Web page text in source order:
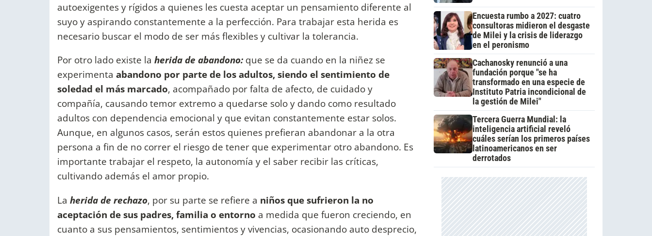
autoexigentes y rígidos a quienes les cuesta aceptar un pensamiento diferente al
suyo y aspirando constantemente a la perfección. Para trabajar esta herida es
necesario buscar el modo de ser más flexibles y cultivar la tolerancia.
Por otro lado existe la herida de abandono:que se da cuando en la niñez se
experimenta abandono por parte de los adultos, siendo el sentimiento de
soledad el más marcado, acompañado por falta de afecto, de cuidado y
compañía, causando temor extremo a quedarse solo y dando como resultado
adultos con dependencia emocional y que evitan constantemente estar solos.
Aunque, en algunos casos, serán estos quienes prefieran abandonar a la otra
persona a fin de no correr el riesgo de tener que experimentar otro abandono. Es
importante trabajar el respeto, la autonomía y el saber recibir las críticas,
cultivando además el amor propio.
La herida de rechazo, por su parte se refiere a niños que sufrieron la no
aceptación de sus padres, familia o entorno a medida que fueron creciendo, en
cuanto a sus pensamientos, sentimientos y vivencias, ocasionando auto desprecio,
Encuesta rumbo a 2027: cuatro
consultoras midieron el desgaste
de Milei y la crisis de liderazgo
en el peronismo
Cachanosky renunció a una
fundación porque "se ha
transformado en una especie de
Instituto Patria incondicional de
la gestión de Milei"
Tercera Guerra Mundial: la
inteligencia artificial reveló
cuáles serían los primeros países
latinoamericanos en ser
derrotados